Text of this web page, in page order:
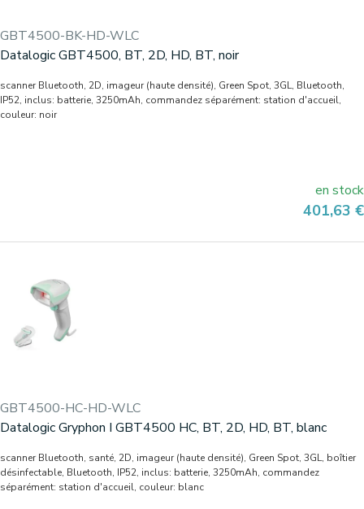
GBT4500-BK-HD-WLC
Datalogic GBT4500, BT, 2D, HD, BT, noir
scanner Bluetooth, 2D, imageur (haute densité), Green Spot, 3GL, Bluetooth,
IP52, inclus: batterie, 3250mAh, commandez séparément: station d'accueil,
couleur: noir
en stock
Prix
401,63 €
GBT4500-HC-HD-WLC
Datalogic Gryphon I GBT4500 HC, BT, 2D, HD, BT, blanc
scanner Bluetooth, santé, 2D, imageur (haute densité), Green Spot, 3GL, boîtier
désinfectable, Bluetooth, IP52, inclus: batterie, 3250mAh, commandez
séparément: station d'accueil, couleur: blanc